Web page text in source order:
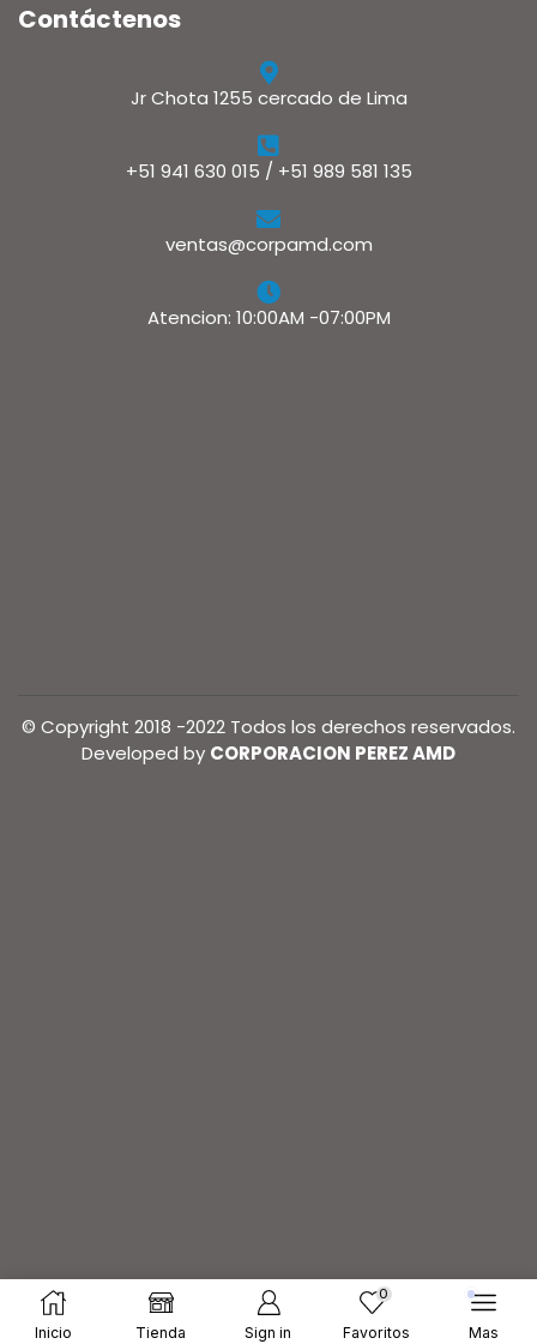
Contáctenos
Jr Chota 1255 cercado de Lima
+51 941 630 015 / +51 989 581 135
ventas@corpamd.com
Atencion: 10:00AM -07:00PM
© Copyright 2018 -2022 Todos los derechos reservados.
Developed by CORPORACION PEREZ AMD
Diseños (elq)
Inicio Tienda Sign in
0
Favoritos Mas